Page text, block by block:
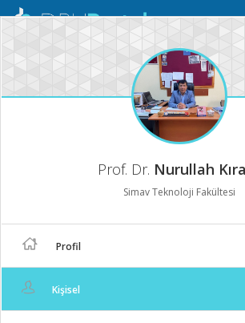
Prof. Dr. Nurullah
Simav Teknoloji Fakültesi
Profil
Kişisel